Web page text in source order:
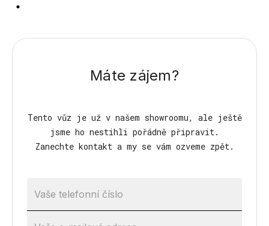
Máte zájem?
Tento vůz je už v našem showroomu, ale ještě
jsme ho nestihli pořádně připravit.
Zanechte kontakt a my se vám ozveme zpět.